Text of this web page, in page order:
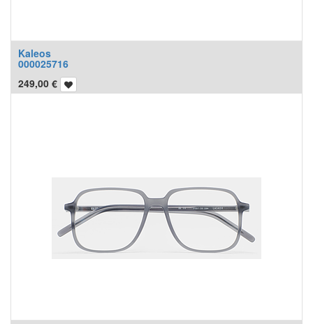
Kaleos
000025716
249,00 €